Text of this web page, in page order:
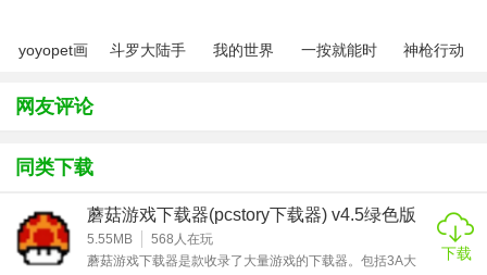
作、学习需要的文档内容时，每次都需要付费才能下载这个
问题了，百度文库下载器可以帮助我们免费下载所需的文
档。
yoyopet画
（120帧超
高清）
斗罗大陆手
我的世界
一按就能时
神枪行动
网友评论
同类下载
蘑菇游戏下载器(pcstory下载器) v4.5绿色版
5.55MB 568 人在玩
蘑菇游戏下载器是款收录了大量游戏的下载器。包括3A大
下载